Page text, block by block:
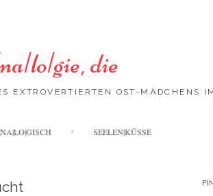
die
EXTROVERTIERTEN OST-MÄDCHENS
to
SEELEN|KÜSSE